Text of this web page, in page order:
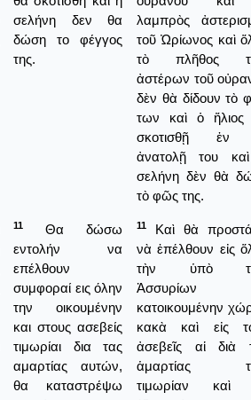
σελήνη δεν θα
δώση το φέγγος
της.
λαμπρὸς
τοῦ Ὠρίωνος καὶ
τὸ πλῆθος
ἀστέρων τοῦ
δὲν θὰ δίδουν τὸ
των καὶ ὁ ἥλιος
σκοτισθῇ ἐν
ἀνατολῇ του
σελήνη δὲν θὰ
τὸ φῶς της.
11
Θα δώσω
εντολήν να
επέλθουν
συμφοραί εις όλην
την οικουμένην
και στους ασεβείς
τιμωρίαι δια τας
αμαρτίας αυτών,
θα καταστρέψω
11
Καὶ θὰ
νὰ ἐπέλθουν εἰς
τὴν ὑπὸ
Ἀσσυρίων
κατοικουμένην
κακὰ καὶ εἰς
ἀσεβεῖς αἱ διὰ
ἁμαρτίας
τιμωρίαν καὶ